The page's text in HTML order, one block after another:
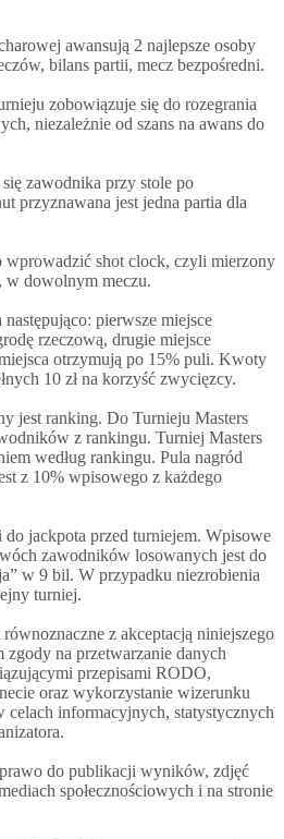
awansują 2 najlepsze osoby
bilans partii, mecz bezpośredni.
zobowiązuje się do rozegrania
niezależnie od szans na awans do
zawodnika przy stole po
przyznawana jest jedna partia dla
shot clock, czyli mierzony
w dowolnym meczu.
pierwsze miejsce
rzeczową, drugie miejsce
otrzymują po 15% puli. Kwoty
10 zł na korzyść zwycięzcy.
jest ranking. Do Turnieju Masters
z rankingu. Turniej Masters
według rankingu. Pula nagród
z 10% wpisowego z każdego
jackpota przed turniejem. Wpisowe
zawodników losowanych jest do
w 9 bil. W przypadku niezrobienia
turniej.
z akceptacją niniejszego
na przetwarzanie danych
przepisami RODO,
oraz wykorzystanie wizerunku
celach informacyjnych, statystycznych
do publikacji wyników, zdjęć
społecznościowych i na stronie